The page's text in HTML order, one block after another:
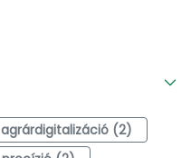
agrárdigitalizáció (2)